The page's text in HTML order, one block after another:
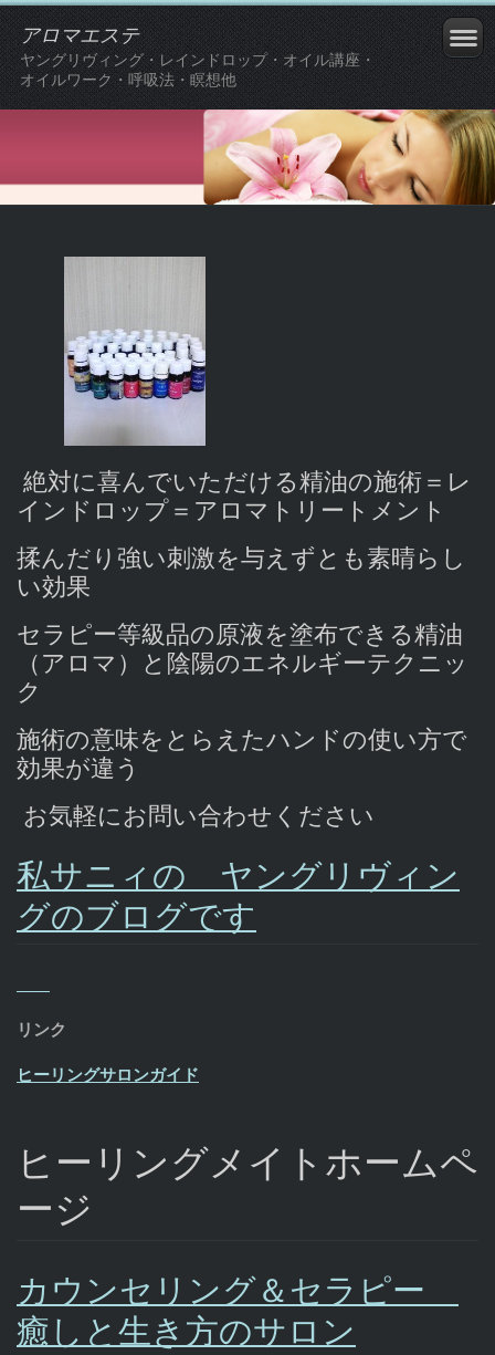
アロマエステ
ヤングリヴィング・レインドロップ・オイル講座・
オイルワーク・呼吸法・瞑想他
絶対に喜んでいただける精油の施術＝レ
インドロップ＝アロマトリートメント
揉んだり強い刺激を与えずとも素晴らし
い効果
セラピー等級品の原液を塗布できる精油
（アロマ）と陰陽のエネルギーテクニッ
ク
施術の意味をとらえたハンドの使い方で
効果が違う
お気軽にお問い合わせください
私サニィの ヤングリヴィン
グのブログです
リンク
ヒーリングサロンガイド
ヒーリングメイトホームペ
ージ
カウンセリング＆セラピー
癒しと生き方のサロン